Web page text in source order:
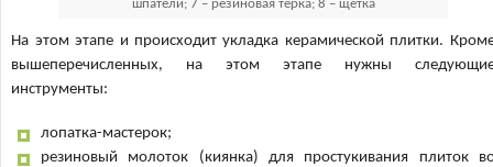
шпатели; 7 – резиновая терка; 8 – щетка
На этом этапе и происходит укладка керамической плитки.
вышеперечисленных, на этом этапе нужны
инструменты:
лопатка-мастерок;
резиновый молоток (киянка) для простукивания плиток